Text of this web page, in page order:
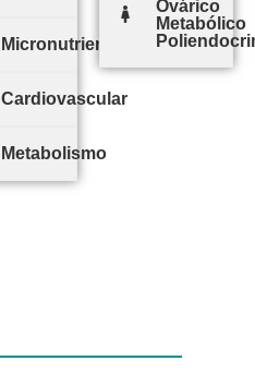
Micronutrientes
Cardiovascular
Metabolismo
Ovárico
Metabólico